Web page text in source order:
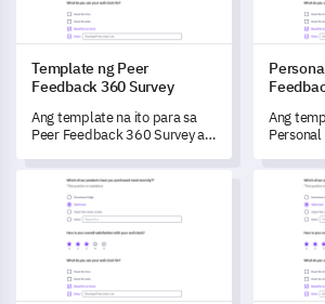
Template ng Peer
Feedback 360 Survey
Ang template na ito para sa
Peer Feedback 360 Survey ay
makuha ang malalalim na
pananaw sa kolaboratibong
dinamika ng iyong koponan,
kasanayan sa pamumuno,
propesyonalismo, at mga
personal na katangian.
Ang
iyo na
iyong
na pag-
unlock
paglago.
Template ng Feedback Form para sa